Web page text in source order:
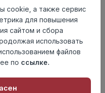
cookie, а также сервис
для повышения
сайтом и сбора
использовать
файлов
по ссылке.